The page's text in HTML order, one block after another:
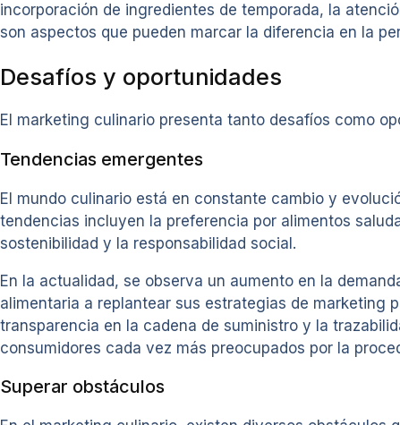
incorporación de ingredientes de temporada, la
son aspectos que pueden marcar la diferencia en la
Desafíos y oportunidades
El marketing culinario presenta tanto desafíos como
Tendencias emergentes
El mundo culinario está en constante cambio y
tendencias incluyen la preferencia por alimentos
sostenibilidad y la responsabilidad social.
En la actualidad, se observa un aumento en la
alimentaria a replantear sus estrategias de marketing
transparencia en la cadena de suministro y la
consumidores cada vez más preocupados por la
Superar obstáculos